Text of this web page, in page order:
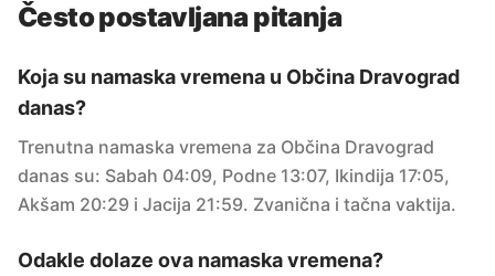
Često postavljana pitanja
Koja su namaska vremena u Občina Dravograd
danas?
Trenutna namaska vremena za Občina Dravograd
danas su: Sabah 04:09, Podne 13:07, Ikindija 17:05,
Akšam 20:29 i Jacija 21:59. Zvanična i tačna vaktija.
Odakle dolaze ova namaska vremena?